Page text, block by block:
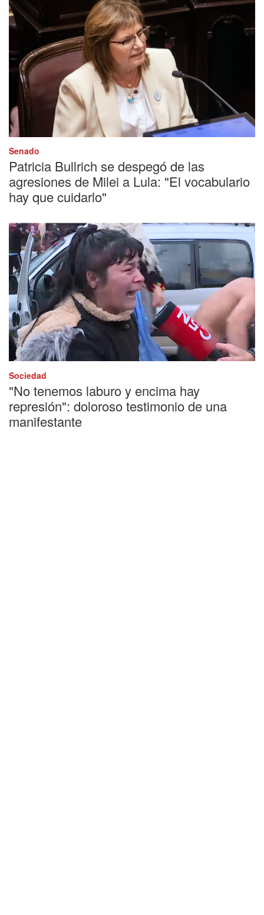
Senado
Patricia Bullrich se despegó de las
agresiones de Milei a Lula: "El vocabulario
hay que cuidarlo"
Sociedad
"No tenemos laburo y encima hay
represión": doloroso testimonio de una
manifestante